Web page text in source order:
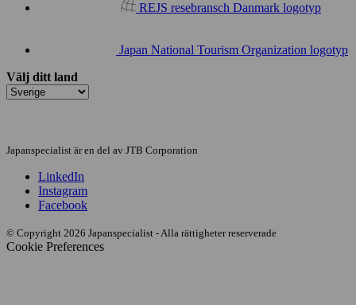
REJS resebransch Danmark logotyp
Japan National Tourism Organization logotyp
Välj ditt land
Japanspecialist är en del av JTB Corporation
LinkedIn
Instagram
Facebook
© Copyright 2026 Japanspecialist - Alla rättigheter reserverade
Cookie Preferences